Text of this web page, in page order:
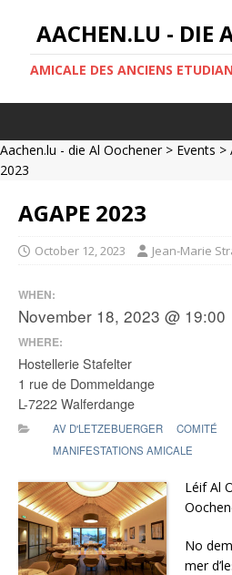
AACHEN.LU - DIE
AMICALE DES ANCIENS
Aachen.lu - die Al Oochener> Events >
2023
AGAPE 2023
October 12, 2023 Jean-Marie
WHEN:
November 18, 2023 @ 19:00
WHERE:
Hostellerie Stafelter
1 rue de Dommeldange
L-7222 Walferdange
AV D'LETZEBUERGER
COMITÉ
MANIFESTATIONS AMICALE
Léif Al
No
mer